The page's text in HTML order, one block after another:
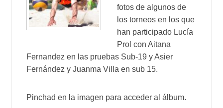
fotos de algunos de
los torneos en los que
han participado Lucía
Prol con Aitana
Fernandez en las pruebas Sub-19 y Asier
Fernández y Juanma Villa en sub 15.
Pinchad en la imagen para acceder al álbum.